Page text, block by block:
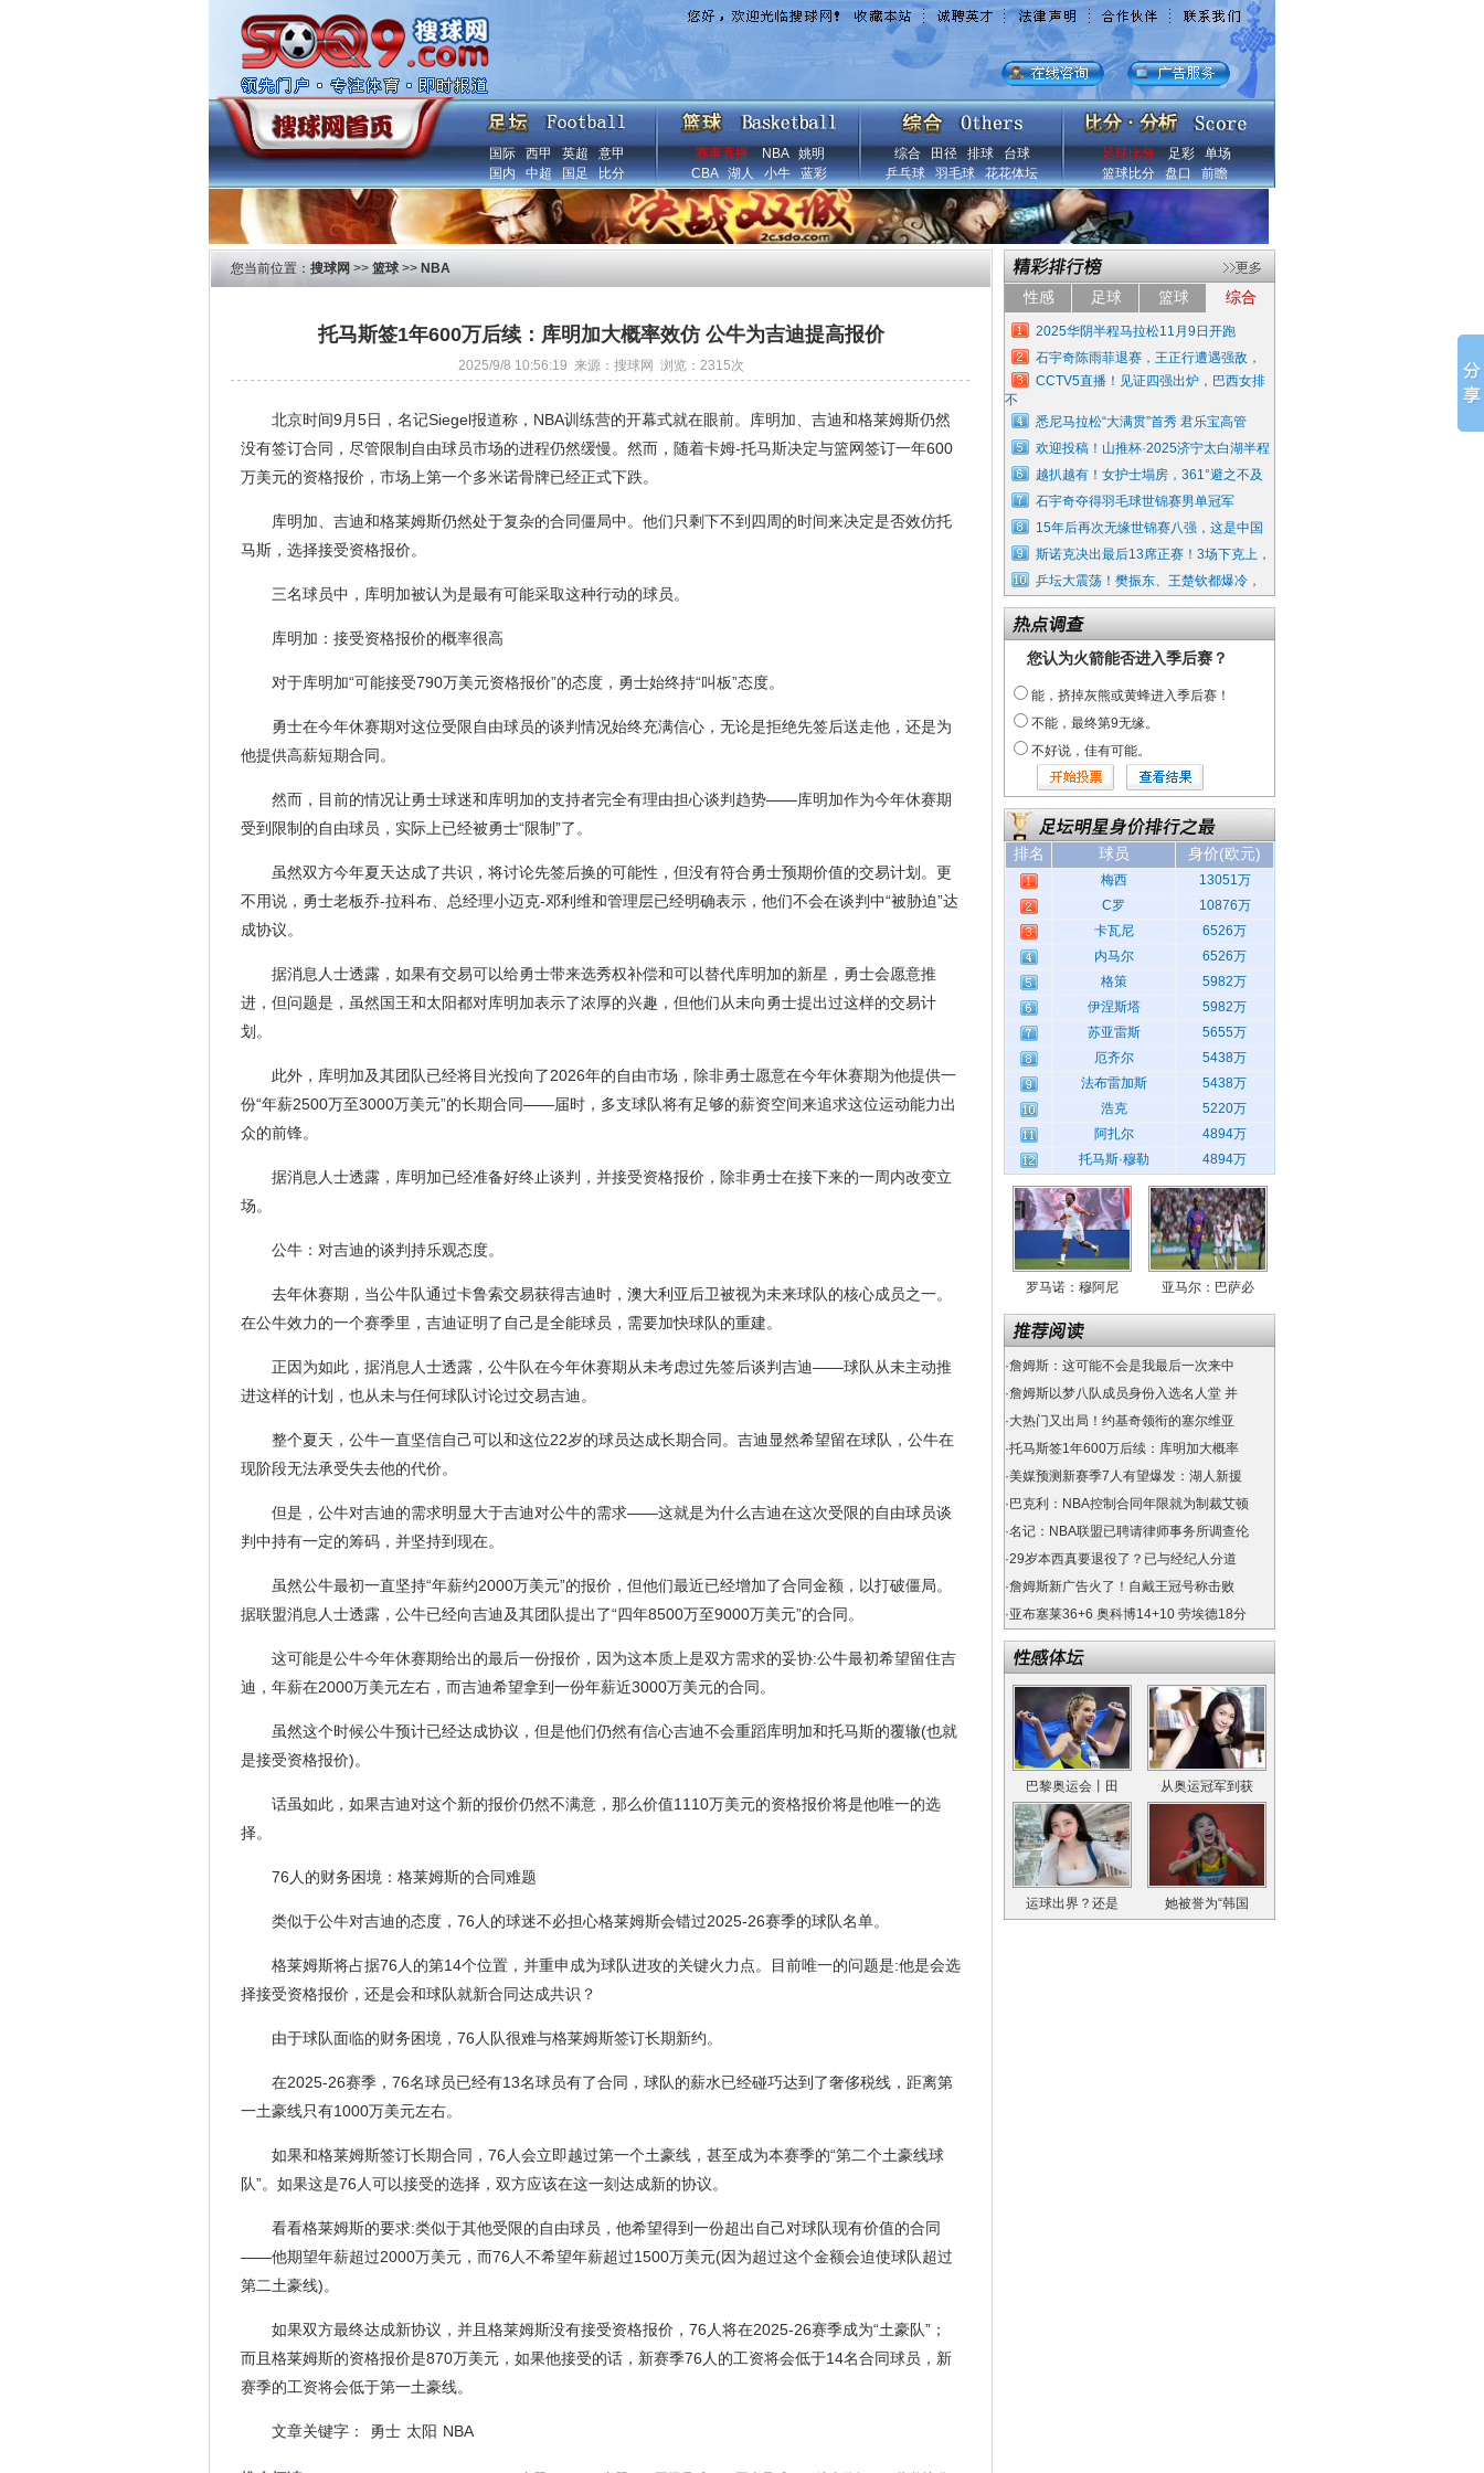
国际 西甲 英超
意甲
国内
中超 国足 比分
赛事直播 NBA
姚明
CBA
湖人 小牛 蓝彩
综合 田径 排球
台球
乒乓球
羽毛球 花花体坛
足球比分 足彩
单场
篮球比分
盘口 前瞻
您当前位置： 搜球网 >> 篮球>> NBA
托马斯签1年600万后续：库明加大概率效仿 公牛为吉迪提高报价
2025/9/8 10:56:19 来源：搜球网 浏览： 2315次
北京时间9月5日，名记Siegel报道称，NBA训练营的开幕式就在眼前。库明加、吉迪和格莱姆斯仍然
没有签订合同，尽管限制自由球员市场的进程仍然缓慢。然而，随着卡姆-托马斯决定与篮网签订一年600
万美元的资格报价，市场上第一个多米诺骨牌已经正式下跌。
库明加、吉迪和格莱姆斯仍然处于复杂的合同僵局中。他们只剩下不到四周的时间来决定是否效仿托
马斯，选择接受资格报价。
三名球员中，库明加被认为是最有可能采取这种行动的球员。
库明加：接受资格报价的概率很高
对于库明加“可能接受790万美元资格报价”的态度，勇士始终持“叫板”态度。
勇士在今年休赛期对这位受限自由球员的谈判情况始终充满信心，无论是拒绝先签后送走他，还是为
他提供高薪短期合同。
然而，目前的情况让勇士球迷和库明加的支持者完全有理由担心谈判趋势——库明加作为今年休赛期
受到限制的自由球员，实际上已经被勇士“限制”了。
虽然双方今年夏天达成了共识，将讨论先签后换的可能性，但没有符合勇士预期价值的交易计划。更
不用说，勇士老板乔-拉科布、总经理小迈克-邓利维和管理层已经明确表示，他们不会在谈判中“被胁迫”达
成协议。
据消息人士透露，如果有交易可以给勇士带来选秀权补偿和可以替代库明加的新星，勇士会愿意推
进，但问题是，虽然国王和太阳都对库明加表示了浓厚的兴趣，但他们从未向勇士提出过这样的交易计
划。
此外，库明加及其团队已经将目光投向了2026年的自由市场，除非勇士愿意在今年休赛期为他提供一
份“年薪2500万至3000万美元”的长期合同——届时，多支球队将有足够的薪资空间来追求这位运动能力出
众的前锋。
据消息人士透露，库明加已经准备好终止谈判，并接受资格报价，除非勇士在接下来的一周内改变立
场。
公牛：对吉迪的谈判持乐观态度。
去年休赛期，当公牛队通过卡鲁索交易获得吉迪时，澳大利亚后卫被视为未来球队的核心成员之一。
在公牛效力的一个赛季里，吉迪证明了自己是全能球员，需要加快球队的重建。
正因为如此，据消息人士透露，公牛队在今年休赛期从未考虑过先签后谈判吉迪——球队从未主动推
进这样的计划，也从未与任何球队讨论过交易吉迪。
整个夏天，公牛一直坚信自己可以和这位22岁的球员达成长期合同。吉迪显然希望留在球队，公牛在
现阶段无法承受失去他的代价。
但是，公牛对吉迪的需求明显大于吉迪对公牛的需求——这就是为什么吉迪在这次受限的自由球员谈
判中持有一定的筹码，并坚持到现在。
虽然公牛最初一直坚持“年薪约2000万美元”的报价，但他们最近已经增加了合同金额，以打破僵局。
据联盟消息人士透露，公牛已经向吉迪及其团队提出了“四年8500万至9000万美元”的合同。
这可能是公牛今年休赛期给出的最后一份报价，因为这本质上是双方需求的妥协:公牛最初希望留住吉
迪，年薪在2000万美元左右，而吉迪希望拿到一份年薪近3000万美元的合同。
虽然这个时候公牛预计已经达成协议，但是他们仍然有信心吉迪不会重蹈库明加和托马斯的覆辙(也就
是接受资格报价)。
话虽如此，如果吉迪对这个新的报价仍然不满意，那么价值1110万美元的资格报价将是他唯一的选
择。
76人的财务困境：格莱姆斯的合同难题
类似于公牛对吉迪的态度，76人的球迷不必担心格莱姆斯会错过2025-26赛季的球队名单。
格莱姆斯将占据76人的第14个位置，并重申成为球队进攻的关键火力点。目前唯一的问题是:他是会选
择接受资格报价，还是会和球队就新合同达成共识？
由于球队面临的财务困境，76人队很难与格莱姆斯签订长期新约。
在2025-26赛季，76名球员已经有13名球员有了合同，球队的薪水已经碰巧达到了奢侈税线，距离第
一土豪线只有1000万美元左右。
如果和格莱姆斯签订长期合同，76人会立即越过第一个土豪线，甚至成为本赛季的“第二个土豪线球
队”。如果这是76人可以接受的选择，双方应该在这一刻达成新的协议。
看看格莱姆斯的要求:类似于其他受限的自由球员，他希望得到一份超出自己对球队现有价值的合同
——他期望年薪超过2000万美元，而76人不希望年薪超过1500万美元(因为超过这个金额会迫使球队超过
第二土豪线)。
如果双方最终达成新协议，并且格莱姆斯没有接受资格报价，76人将在2025-26赛季成为“土豪队”；
而且格莱姆斯的资格报价是870万美元，如果他接受的话，新赛季76人的工资将会低于14名合同球员，新
赛季的工资将会低于第一土豪线。
文章关键字： 勇士 太阳 NBA
性感 足球 篮球 综合
2025华阴半程马拉松11月9日开跑
石宇奇陈雨菲退赛，王正行遭遇强敌，
CCTV5直播！见证四强出炉，巴西女排
不
悉尼马拉松“大满贯”首秀 君乐宝高管
欢迎投稿！山推杯·2025济宁太白湖半程
越扒越有！女护士塌房，361°避之不及
石宇奇夺得羽毛球世锦赛男单冠军
15年后再次无缘世锦赛八强，这是中国
斯诺克决出最后13席正赛！3场下克上，
乒坛大震荡！樊振东、王楚钦都爆冷，
您认为火箭能否进入季后赛？
能，挤掉灰熊或黄蜂进入季后赛！
不能，最终第9无缘。
不好说，佳有可能。
排名 球员 身价(欧元)
梅西
13051万
C罗
10876万
卡瓦尼
6526万
内马尔
6526万
格策
5982万
伊涅斯塔
5982万
苏亚雷斯
5655万
厄齐尔
5438万
法布雷加斯
5438万
浩克
5220万
阿扎尔
4894万
托马斯·穆勒
4894万
罗马诺：穆阿尼 亚马尔：巴萨必
·詹姆斯：这可能不会是我最后一次来中
·詹姆斯以梦八队成员身份入选名人堂 并
·大热门又出局！约基奇领衔的塞尔维亚
·托马斯签1年600万后续：库明加大概率
·美媒预测新赛季7人有望爆发：湖人新援
· 巴克利：NBA控制合同年限就为制裁艾顿
·名记：NBA联盟已聘请律师事务所调查伦
·29岁本西真要退役了？已与经纪人分道
·詹姆斯新广告火了！自戴王冠号称击败
·亚布塞莱36+6 奥科博14+10 劳埃德18分
巴黎奥运会丨田 从奥运冠军到获
运球出界？还是 她被誉为“韩国